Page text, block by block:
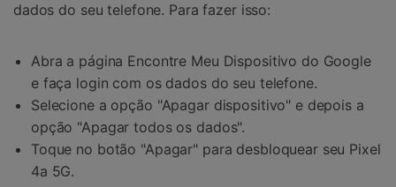
dados do seu telefone. Para fazer isso:
Abra a página Encontre Meu Dispositivo do Google
e faça login com os dados do seu telefone.
Selecione a opção "Apagar dispositivo" e depois a
opção "Apagar todos os dados".
Toque no botão "Apagar" para desbloquear seu Pixel
4a 5G.